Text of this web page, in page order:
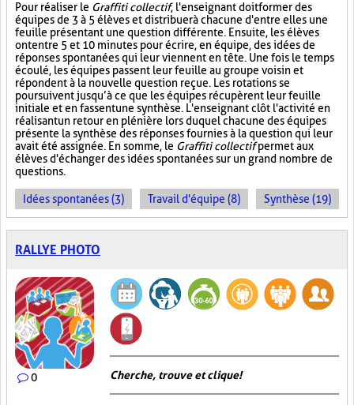
Pour réaliser le Graffiti collectif, l'enseignant doit former des
équipes de 3 à 5 élèves et distribuer à chacune d'entre elles une
feuille présentant une question différente. Ensuite, les élèves
ont entre 5 et 10 minutes pour écrire, en équipe, des idées de
réponses spontanées qui leur viennent en tête. Une fois le temps
écoulé, les équipes passent leur feuille au groupe voisin et
répondent à la nouvelle question reçue. Les rotations se
poursuivent jusqu’à ce que les équipes récupèrent leur feuille
initiale et en fassent une synthèse. L'enseignant clôt l'activité en
réalisant un retour en plénière lors duquel chacune des équipes
présente la synthèse des réponses fournies à la question qui leur
avait été assignée. En somme, le Graffiti collectifpermet aux
élèves d'échanger des idées spontanées sur un grand nombre de
questions.
Idées spontanées (3) Travail d'équipe (8) Synthèse (19)
RALLYE PHOTO
0 Cherche, trouve et clique !